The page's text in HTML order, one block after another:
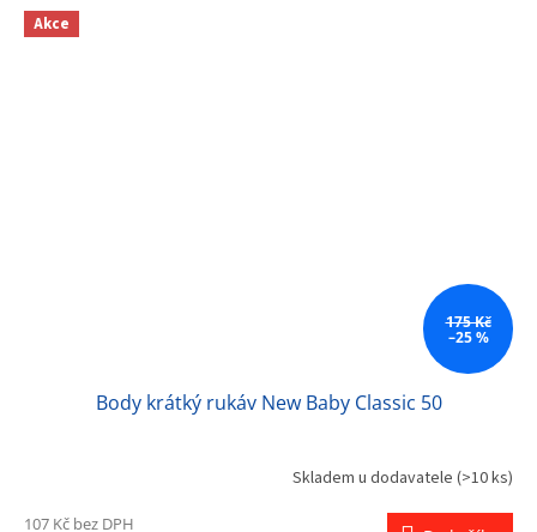
Akce
175 Kč
–25 %
Body krátký rukáv New Baby Classic 50
Skladem u dodavatele (>10 ks)
107 Kč bez DPH